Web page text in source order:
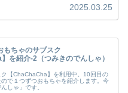
2025.03.25
もちゃのサブスク
】を紹介-2（つみきのでんしゃ）
ク【ChaChaCha】を利用中。10回目の
で１つずつおもちゃを紹介します。今
しゃ」です。